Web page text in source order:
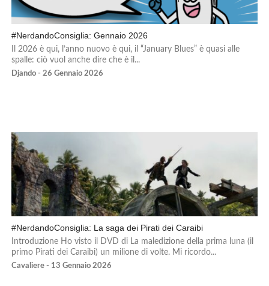
#NerdandoConsiglia: Gennaio 2026
Il 2026 è qui, l’anno nuovo è qui, il “January Blues” è quasi alle
spalle: ciò vuol anche dire che è il...
Djando - 26 Gennaio 2026
#NerdandoConsiglia: La saga dei Pirati dei Caraibi
Introduzione Ho visto il DVD di La maledizione della prima luna (il
primo Pirati dei Caraibi) un milione di volte. Mi ricordo...
Cavaliere - 13 Gennaio 2026